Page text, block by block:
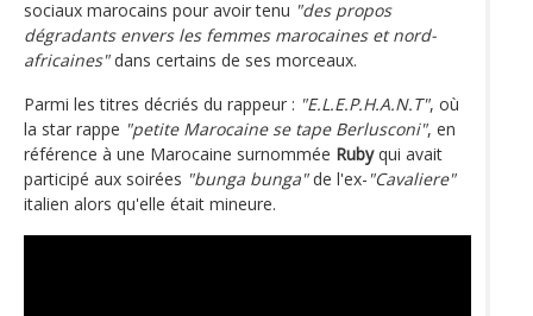
sociaux marocains pour avoir tenu "des propos
dégradants envers les femmes marocaines et nord-
africaines"dans certains de ses morceaux.
Parmi les titres décriés du rappeur : "E.L.E.P.H.A.N.T", où
la star rappe "petite Marocaine se tape Berlusconi", en
référence à une Marocaine surnommée Rubyqui avait
participé aux soirées "bunga bunga"de l'ex- "Cavaliere"
italien alors qu'elle était mineure.